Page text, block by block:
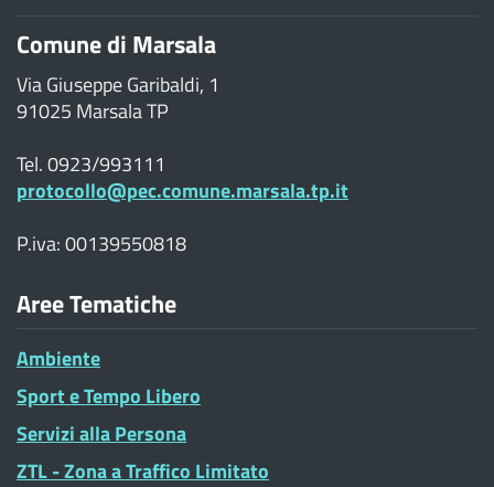
Comune di Marsala
Via Giuseppe Garibaldi, 1
91025 Marsala TP
Tel. 0923/993111
protocollo@pec.comune.marsala.tp.it
P.iva: 00139550818
Aree Tematiche
Ambiente
Sport e Tempo Libero
Servizi alla Persona
ZTL - Zona a Traffico Limitato